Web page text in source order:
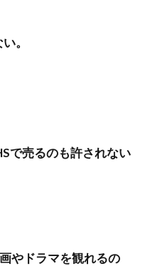
。
で売るのも許されない
やドラマを観れるの